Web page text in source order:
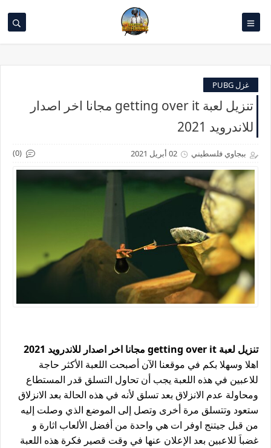
غزل PUBG
تنزيل لعبة getting over it مجانا اخر اصدار
للاندرويد 2021
ببجاوي فلسطيني 02 أبريل 2021 (0)
تنزيل لعبة getting over it مجانا اخر اصدار للاندرويد 2021
اهلا وسهلا بكم في موقعنا الآن أصبحت اللعبة الأكثر حاجة
للاعبين في هذه اللعبة يجب أن تحاول التسلق قدر المستطاع
ومحاولة عدم الانزلاق بعد تسلق لأنه في هذه الحالة بعد الانزلاق
ستعود وتتسلق مرة أخرى وتصل إلى الموضع الذي وصلت إليه
من قبل جيتنج اوفر ات هي واحدة من أفضل الألعاب اثارة و
غضباَ للاعبين بعد الإعلان عنها في وقت قصير فكرة هذه اللعبة